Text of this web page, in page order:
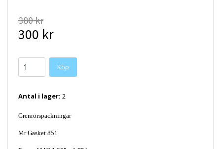
380 kr
300 kr
Antal i lager: 2
Grenrörspackningar
Mr Gasket 851